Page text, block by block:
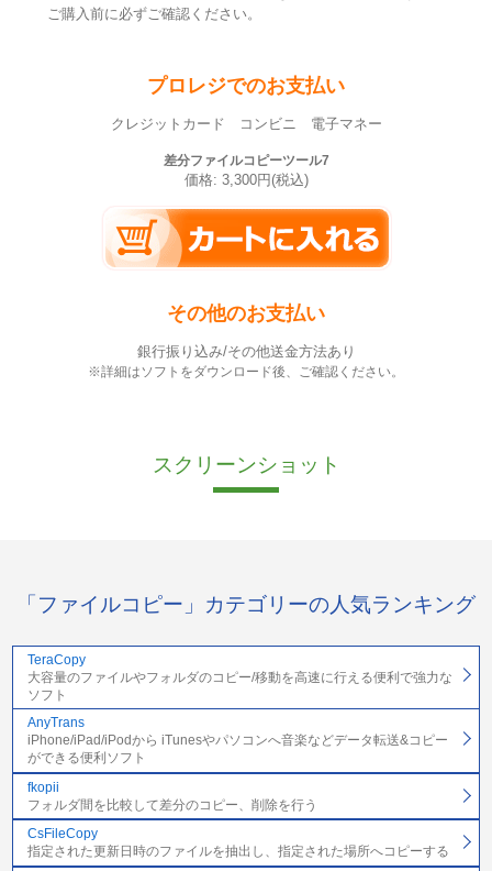
ご購入前に必ずご確認ください。
プロレジでのお支払い
クレジットカード コンビニ 電子マネー
差分ファイルコピーツール7
価格: 3,300円(税込)
その他のお支払い
銀行振り込み/その他送金方法あり
※詳細はソフトをダウンロード後、ご確認ください。
スクリーンショット
「ファイルコピー」カテゴリーの人気ランキング
TeraCopy
大容量のファイルやフォルダのコピー/移動を高速に行える便利で強力な
ソフト
AnyTrans
iPhone/iPad/iPodから iTunesやパソコンへ音楽などデータ転送&コピー
ができる便利ソフト
fkopii
フォルダ間を比較して差分のコピー、削除を行う
CsFileCopy
指定された更新日時のファイルを抽出し、指定された場所へコピーする